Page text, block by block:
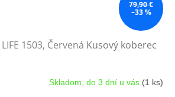
79,90 €
–33 %
1503, Červená Kusový koberec
Skladom, do 3 dní u vás (1 ks)